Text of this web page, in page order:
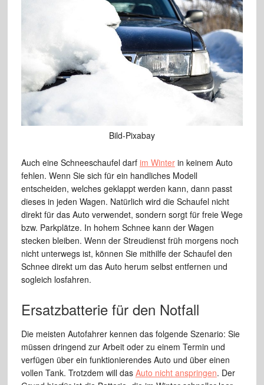
Bild-Pixabay
Auch eine Schneeschaufel darf im Winterin keinem Auto
fehlen. Wenn Sie sich für ein handliches Modell
entscheiden, welches geklappt werden kann, dann passt
dieses in jeden Wagen. Natürlich wird die Schaufel nicht
direkt für das Auto verwendet, sondern sorgt für freie Wege
bzw. Parkplätze. In hohem Schnee kann der Wagen
stecken bleiben. Wenn der Streudienst früh morgens noch
nicht unterwegs ist, können Sie mithilfe der Schaufel den
Schnee direkt um das Auto herum selbst entfernen und
sogleich losfahren.
Ersatzbatterie für den Notfall
Die meisten Autofahrer kennen das folgende Szenario: Sie
müssen dringend zur Arbeit oder zu einem Termin und
verfügen über ein funktionierendes Auto und über einen
vollen Tank. Trotzdem will das Auto nicht anspringen. Der